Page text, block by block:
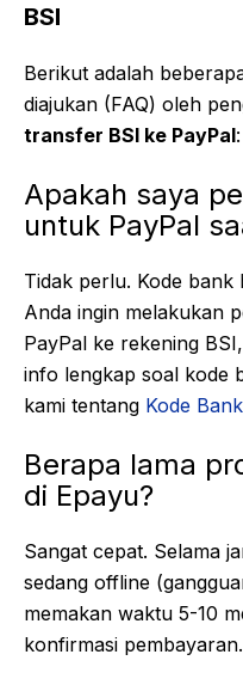
BSI
Berikut adalah
diajukan (FAQ) oleh
transfer BSI ke PayPal:
Apakah saya
untuk PayPal
Tidak perlu. Kode bank
Anda ingin melakukan
PayPal ke rekening
info lengkap soal kode
kami tentang Kode
Berapa lama
di Epayu?
Sangat cepat. Selama
sedang offline
memakan waktu 5-10
konfirmasi pembayaran.